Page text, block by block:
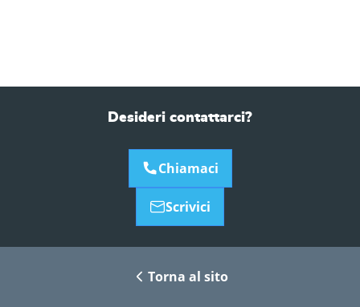
Desideri contattarci?
Chiamaci
Scrivici
Torna al sito